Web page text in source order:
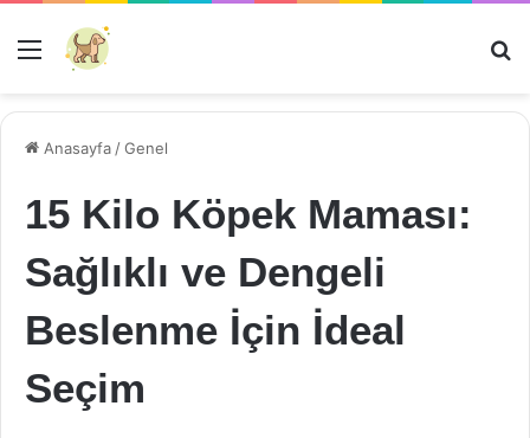
Menü
Anasayfa /Genel
15 Kilo Köpek Maması:
Sağlıklı ve Dengeli
Beslenme İçin İdeal
Seçim